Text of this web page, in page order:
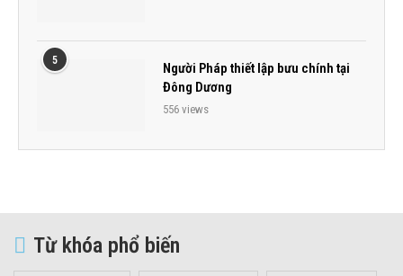
5
Người Pháp thiết lập bưu chính tại
Đông Dương
556 views
Từ khóa phổ biến